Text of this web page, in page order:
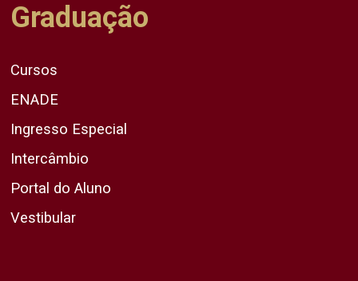
Graduação
Cursos
ENADE
Ingresso Especial
Intercâmbio
Portal do Aluno
Vestibular